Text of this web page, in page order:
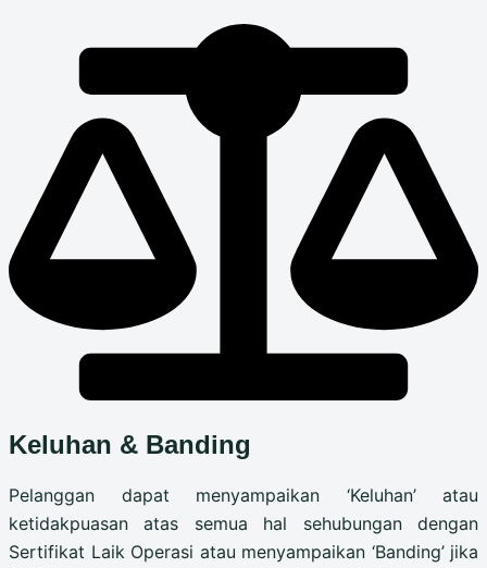
Keluhan & Banding
Pelanggan dapat menyampaikan ‘Keluhan’ atau
ketidakpuasan atas semua hal sehubungan dengan
Sertifikat Laik Operasi atau menyampaikan ‘Banding’ jika